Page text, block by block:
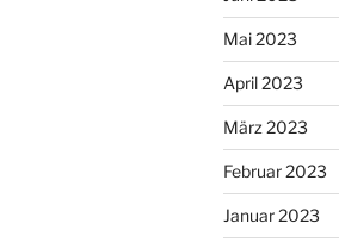
Mai 2023
April 2023
März 2023
Februar 2023
Januar 2023